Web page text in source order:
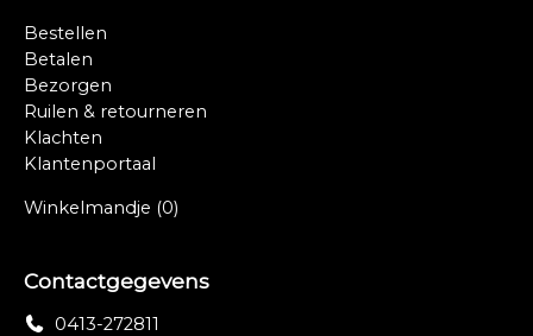
Bestellen
Betalen
Bezorgen
Ruilen & retourneren
Klachten
Klantenportaal
Winkelmandje (0)
Contactgegevens
0413-272811